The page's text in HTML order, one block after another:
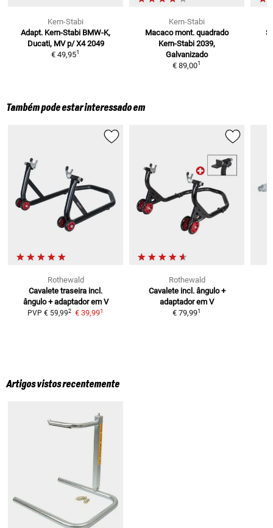
Kern-Stabi
Adapt. Kern-Stabi BMW-K,
Ducati, MV p/ X4 2049
€ 49,951
Kern-Stabi
Macaco mont. quadrado
Kern-Stabi 2039,
Galvanizado
€ 89,001
Também pode estar interessado em
Rothewald
Cavalete traseira incl.
ângulo + adaptador em V
PVP € 59,992 € 39,991
Rothewald
Cavalete incl. ângulo +
adaptador em V
€ 79,991
Artigos vistos recentemente